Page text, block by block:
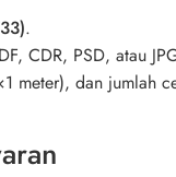
.
CDR, PSD, atau
meter), dan jumlah